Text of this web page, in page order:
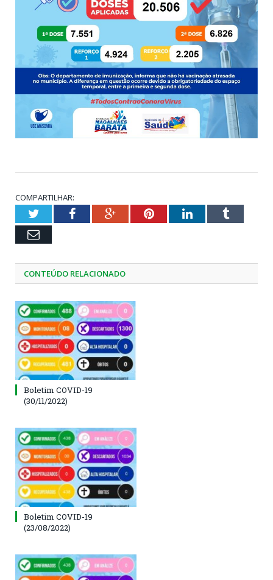
COMPARTILHAR:
TwitterFacebookGoogle+PinterestLinkedInTumblr
Email
CONTEÚDO RELACIONADO
Boletim COVID-19
(30/11/2022)
Boletim COVID-19
(23/08/2022)